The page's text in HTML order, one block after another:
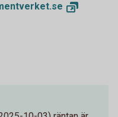
se